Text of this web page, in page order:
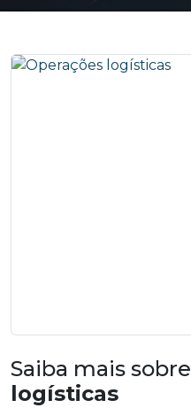
Saiba mais sobre
logísticas